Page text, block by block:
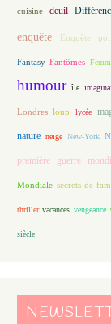
cuisine deuil
enquête Enquête
Fantasy Fantômes
humour île
Londres loup lycée
nature neige New-York
première guerre
Mondiale secrets de
thriller vacances vengeance
siècle